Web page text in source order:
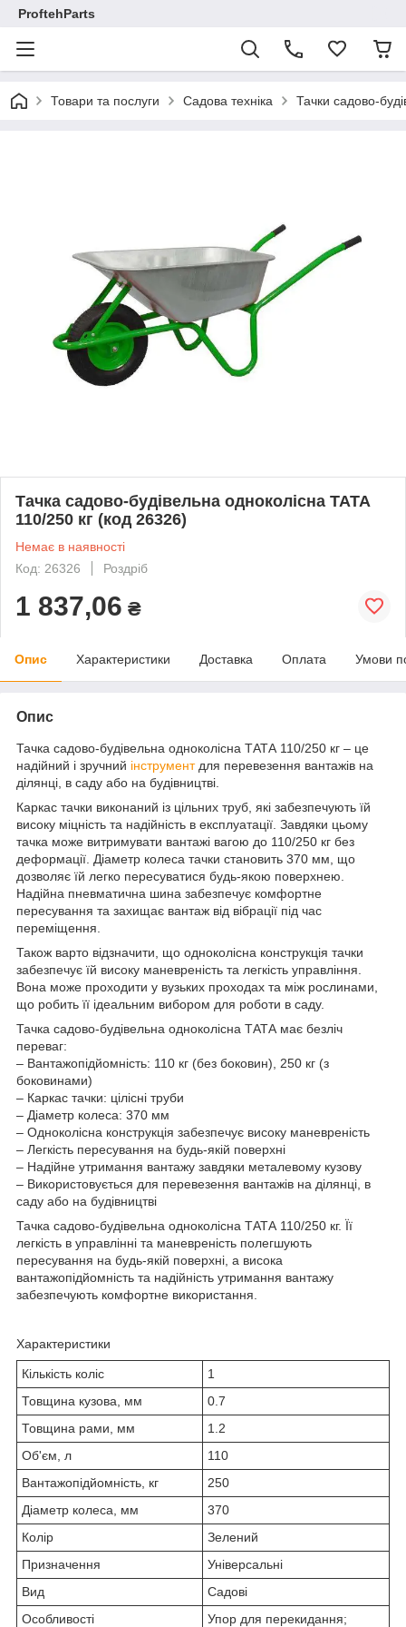
ProftehParts
Товари та послуги Садова техніка Тачки садово-
Тачка садово-будівельна одноколісна ТАТА
110/250 кг (код 26326)
Немає в наявності
Код: 26326
Роздріб
1 837,06 ₴
Опис Характеристики Доставка Оплата Умови
Опис
Тачка садово-будівельна одноколісна ТАТА 110/250 кг – це
надійний і зручний інструментдля перевезення вантажів на
ділянці, в саду або на будівництві.
Каркас тачки виконаний із цільних труб, які забезпечують їй
високу міцність та надійність в експлуатації. Завдяки цьому
тачка може витримувати вантажі вагою до 110/250 кг без
деформації. Діаметр колеса тачки становить 370 мм, що
дозволяє їй легко пересуватися будь-якою поверхнею.
Надійна пневматична шина забезпечує комфортне
пересування та захищає вантаж від вібрації під час
переміщення.
Також варто відзначити, що одноколісна конструкція тачки
забезпечує їй високу маневреність та легкість управління.
Вона може проходити у вузьких проходах та між рослинами,
що робить її ідеальним вибором для роботи в саду.
Тачка садово-будівельна одноколісна ТАТА має безліч
переваг:
– Вантажопідйомність: 110 кг (без боковин), 250 кг (з
боковинами)
– Каркас тачки: цілісні труби
– Діаметр колеса: 370 мм
– Одноколісна конструкція забезпечує високу маневреність
– Легкість пересування на будь-якій поверхні
– Надійне утримання вантажу завдяки металевому кузову
– Використовується для перевезення вантажів на ділянці, в
саду або на будівництві
Тачка садово-будівельна одноколісна ТАТА 110/250 кг. Її
легкість в управлінні та маневреність полегшують
пересування на будь-якій поверхні, а висока
вантажопідйомність та надійність утримання вантажу
забезпечують комфортне використання.
Характеристики
Кількість коліс
1
Товщина кузова, мм
0.7
Товщина рами, мм
1.2
Об'єм, л
110
Вантажопідйомність, кг
250
Діаметр колеса, мм
370
Колір
Зелений
Призначення
Універсальні
Вид
Садові
Особливості
Упор для перекидання;